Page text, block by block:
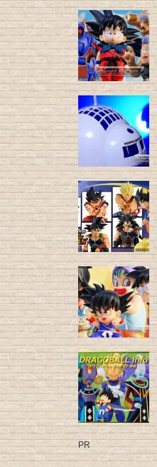
PR